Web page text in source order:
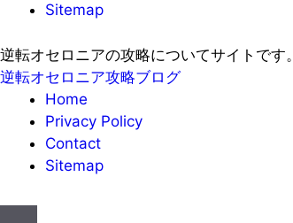
Sitemap
逆転オセロニアの攻略についてサイトで
逆転オセロニア攻略ブログ
Home
Privacy Policy
Contact
Sitemap